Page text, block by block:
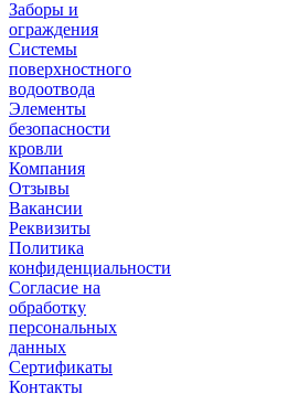
Заборы и
ограждения
Системы
поверхностного
водоотвода
Элементы
безопасности
кровли
Компания
Отзывы
Вакансии
Реквизиты
Политика
конфиденциальности
Согласие на
обработку
персональных
данных
Сертификаты
Контакты